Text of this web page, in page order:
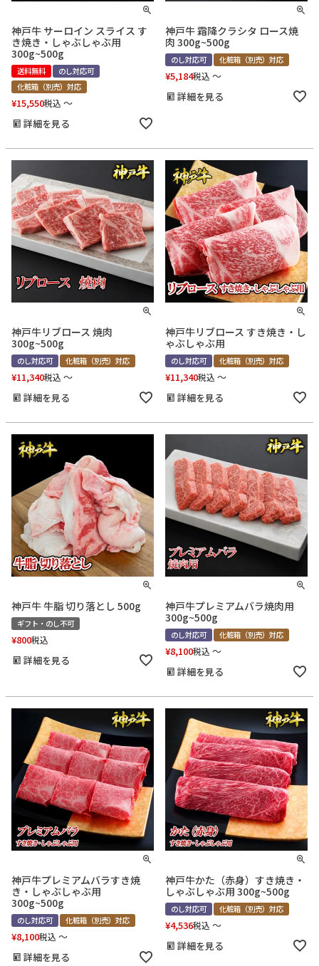
神戸牛 サーロイン スライス す
き焼き・しゃぶしゃぶ用
300g~500g
送料無料
のし対応可
化粧箱（別売）対応
¥15,550税込 〜
詳細を見る
神戸牛 霜降クラシタ ロース焼
肉 300g~500g
のし対応可 化粧箱（別売）対応
¥5,184税込 〜
詳細を見る
神戸牛リブロース 焼肉
300g~500g
のし対応可 化粧箱（別売）対応
¥11,340税込 〜
詳細を見る
神戸牛リブロース すき焼き・し
ゃぶしゃぶ用
のし対応可 化粧箱（別売）対応
¥11,340税込 〜
詳細を見る
神戸牛 牛脂 切り落とし 500g
ギフト・のし不可
¥800税込
詳細を見る
神戸牛プレミアムバラ焼肉用
300g~500g
のし対応可 化粧箱（別売）対応
¥8,100税込 〜
詳細を見る
神戸牛プレミアムバラすき焼
き・しゃぶしゃぶ用
300g~500g
のし対応可 化粧箱（別売）対応
¥8,100税込 〜
詳細を見る
神戸牛かた（赤身）すき焼き・
しゃぶしゃぶ用 300g~500g
のし対応可 化粧箱（別売）対応
¥4,536税込 〜
詳細を見る